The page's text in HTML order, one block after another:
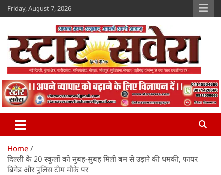
Skip
to
Friday, August 7, 2026
Star Savera
www.starsavera.com
Home
दिल्ली के 20 स्कूलों को सुबह-सुबह मिली बम से उड़ाने की धमकी, फायर
ब्रिगेड और पुलिस टीम मौके पर